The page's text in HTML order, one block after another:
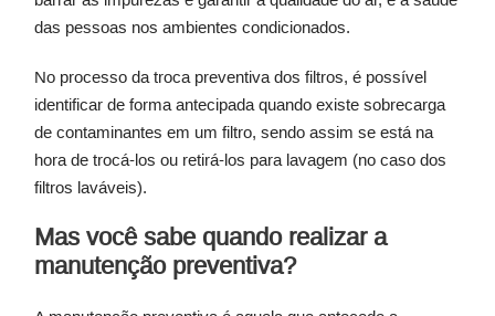
das pessoas nos ambientes condicionados.
No processo da troca preventiva dos filtros, é possível
identificar de forma antecipada quando existe sobrecarga
de contaminantes em um filtro, sendo assim se está na
hora de trocá-los ou retirá-los para lavagem (no caso dos
filtros laváveis).
Mas você sabe quando realizar a
manutenção preventiva?